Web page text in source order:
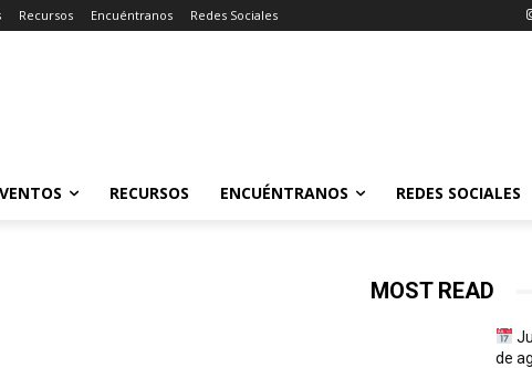
Recursos Encuéntranos Redes Sociales
RECURSOS ENCUÉNTRANOS REDES SOCIALES
MOST READ
de